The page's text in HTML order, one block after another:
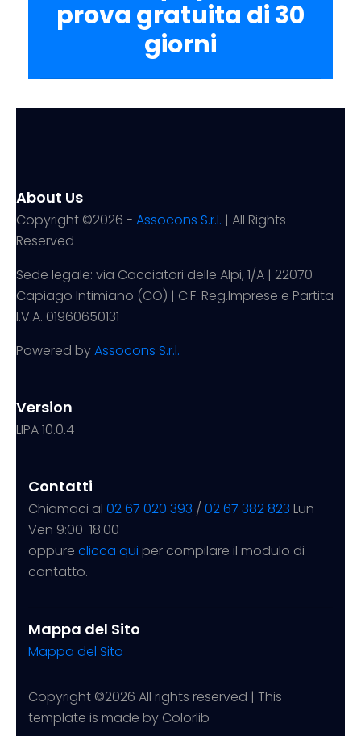
prova gratuita di 30
giorni
About Us
Copyright ©2026 - Assocons S.r.l. | All Rights
Reserved
Sede legale: via Cacciatori delle Alpi, 1/A | 22070
Capiago Intimiano (CO) | C.F. Reg.Imprese e Partita
I.V.A. 01960650131
Powered byAssocons S.r.l.
Version
LIPA 10.0.4
Contatti
Chiamaci al 02 67 020 393 / 02 67 382 823 Lun-
Ven 9:00-18:00
oppure clicca qui per compilare il modulo di
contatto.
Mappa del Sito
Mappa del Sito
Copyright ©2026 All rights reserved | This
template is made by Colorlib